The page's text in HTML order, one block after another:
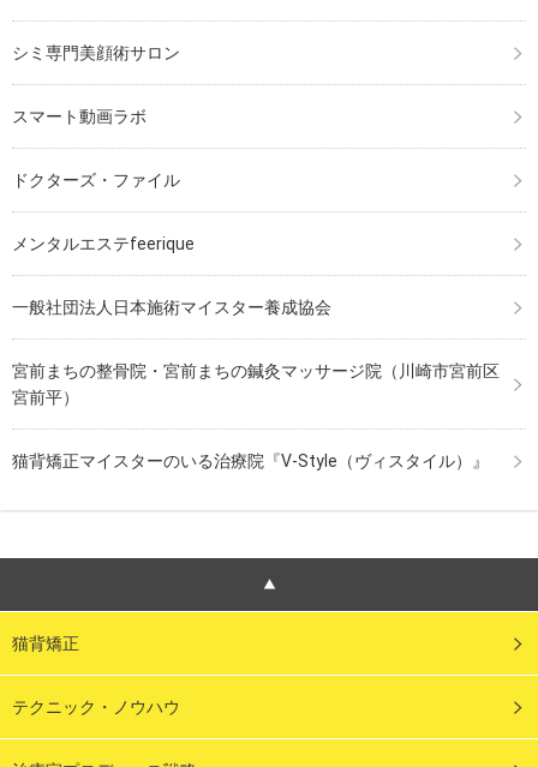
シミ専門美顔術サロン
スマート動画ラボ
ドクターズ・ファイル
メンタルエステfeerique
一般社団法人日本施術マイスター養成協会
宮前まちの整骨院・宮前まちの鍼灸マッサージ院（川崎市宮前区
宮前平）
猫背矯正マイスターのいる治療院『V-Style（ヴィスタイル）』
猫背矯正
テクニック・ノウハウ